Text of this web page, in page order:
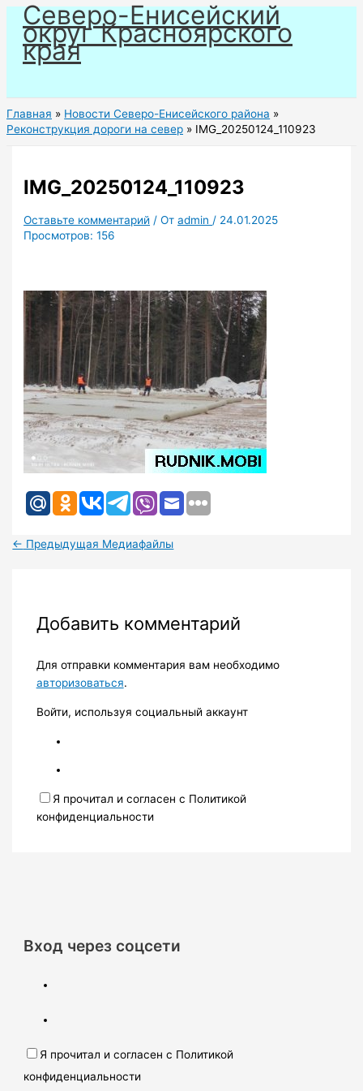
Перейти
содержимому
Северо-Енисейский
округ Красноярского
края
Главная
Новости Северо-Енисейского района
Реконструкция дороги на север
IMG_20250124_110923
IMG_20250124_110923
Оставьте комментарий / Отadmin / 24.01.2025
Просмотров: 156
← Предыдущая Медиафайлы
Добавить комментарий
Для отправки комментария вам необходимо
авторизоваться.
Войти, используя социальный аккаунт
Я прочитал и согласен с Политикой
конфиденциальности
Вход через соцсети
Я прочитал и согласен с Политикой
конфиденциальности